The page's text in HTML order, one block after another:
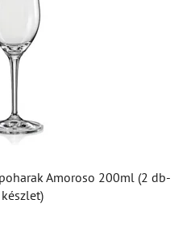
Amoroso 200ml (2 db-